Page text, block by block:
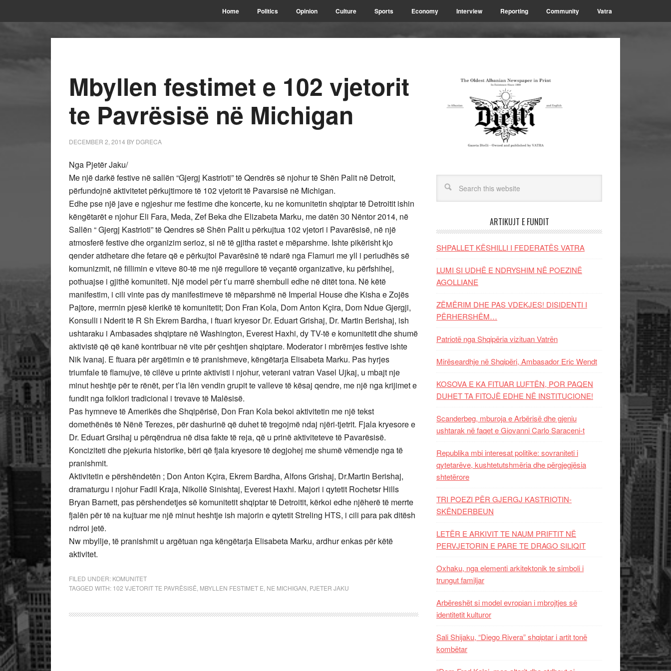
Home Politics Opinion Culture Sports Economy Interview Reporting Community Vatra
Mbyllen festimet e 102 vjetorit
te Pavrësisë në Michigan
DECEMBER 2, 2014 BY DGRECA
Nga Pjetër Jaku/
Me një darkë festive në sallën “Gjergj Kastrioti” të Qendrës së njohur të Shën Palit në Detroit,
përfundojnë aktivitetet përkujtimore të 102 vjetorit të Pavarsisë në Michigan.
Edhe pse një jave e ngjeshur me festime dhe koncerte, ku ne komunitetin shqiptar të Detroitit ishin
këngëtarët e njohur Eli Fara, Meda, Zef Beka dhe Elizabeta Marku, me datën 30 Nëntor 2014, në
Sallën “ Gjergj Kastrioti” të Qendres së Shën Palit u përkujtua 102 vjetori i Pavarësisë, në një
atmosferë festive dhe organizim serioz, si në të gjitha rastet e mëparshme. Ishte pikërisht kjo
qender atdhetare dhe fetare që e përkujtoi Pavarësinë të ndarë nga Flamuri me yll i periudhës së
komunizmit, në fillimin e viteve 80-të me një rregullore të veçantë organizative, ku përfshihej,
pothuajse i gjithë komuniteti. Një model për t’u marrë shembull edhe në ditët tona. Në këtë
manifestim, i cili vinte pas dy manifestimeve të mëparshmë në Imperial House dhe Kisha e Zojës
Pajtore, merrnin pjesë klerikë të komunitetit; Don Fran Kola, Dom Anton Kçira, Dom Ndue Gjergji,
Konsulli i Nderit të R Sh Ekrem Bardha, i ftuari kryesor Dr. Eduart Grishaj, Dr. Martin Berishaj, ish
ushtaraku i Ambasades shqiptare në Washington, Everest Haxhi, dy TV-të e komunitetit dhe shumë
aktivistë që që kanë kontribuar në vite për çeshtjen shqiptare. Moderator i mbrëmjes festive ishte
Nik Ivanaj. E ftuara për argëtimin e të pranishmeve, këngëtarja Elisabeta Marku. Pas hyrjes
triumfale të flamujve, të cilëve u printe aktivisti i njohur, veterani vatran Vasel Ujkaj, u mbajt nje
minut heshtje për te rënët, per t’ia lën vendin grupit te valleve të kësaj qendre, me një nga krijimet e
fundit nga folklori tradicional i trevave të Malësisë.
Pas hymneve të Amerikës dhe Shqipërisë, Don Fran Kola bekoi aktivitetin me një tekst
domethënës të Nënë Terezes, për dashurinë që duhet të tregojmë ndaj njëri-tjetrit. Fjala kryesore e
Dr. Eduart Grsihaj u përqëndrua në disa fakte të reja, që u prinë aktiviteteve të Pavarësisë.
Konciziteti dhe pjekuria historike, bëri që fjala kryesore të degjohej me shumë vëmendje nga të
pranishmit.
Aktivitetin e përshëndetën ; Don Anton Kçira, Ekrem Bardha, Alfons Grishaj, Dr.Martin Berishaj,
dramaturgu i njohur Fadil Kraja, Nikollë Sinishtaj, Everest Haxhi. Majori i qytetit Rochetsr Hills
Bryan Barnett, pas përshendetjes së komunitetit shqiptar të Detroitit, kërkoi edhe njëherë të merrte
fjalën për të na kujtuar me një minut heshtje ish majorin e qytetit Streling HTS, i cili para pak ditësh
ndrroi jetë.
Nw mbyllje, të pranishmit u argëtuan nga këngëtarja Elisabeta Marku, ardhur enkas për këtë
aktivitet.
FILED UNDER: KOMUNITET
TAGGED WITH: 102 VJETORIT TE PAVRËSISË MBYLLEN FESTIMET E NE MICHIGAN PJETER JAKU
ARTIKUJT E FUNDIT
SHPALLET KËSHILLI I FEDERATËS VATRA
LUMI SI UDHË E NDRYSHIM NË POEZINË
AGOLLIANE
ZËMËRIM DHE PAS VDEKJES! DISIDENTI I
PËRHERSHËM…
Patriotë nga Shqipëria vizituan Vatrën
Mirëseardhje në Shqipëri, Ambasador Eric Wendt
KOSOVA E KA FITUAR LUFTËN, POR PAQEN
DUHET TA FITOJË EDHE NË INSTITUCIONE!
Scanderbeg, mburoja e Arbërisë dhe gjeniu
ushtarak në faqet e Giovanni Carlo Saraceni-t
Republika mbi interesat politike: sovraniteti i
qytetarëve, kushtetutshmëria dhe përgjegjësia
shtetërore
TRI POEZI PËR GJERGJ KASTRIOTIN-
SKËNDERBEUN
LETËR E ARKIVIT TE NAUM PRIFTIT NË
PERVJETORIN E PARE TE DRAGO SILIQIT
Oxhaku, nga elementi arkitektonik te simboli i
trungut familjar
Arbëreshët si model evropian i mbrojtjes së
identitetit kulturor
Sali Shijaku, “Diego Rivera” shqiptar i artit tonë
kombëtar